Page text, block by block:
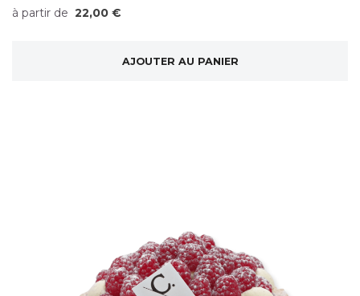
à partir de 22,00 €
AJOUTER AU PANIER